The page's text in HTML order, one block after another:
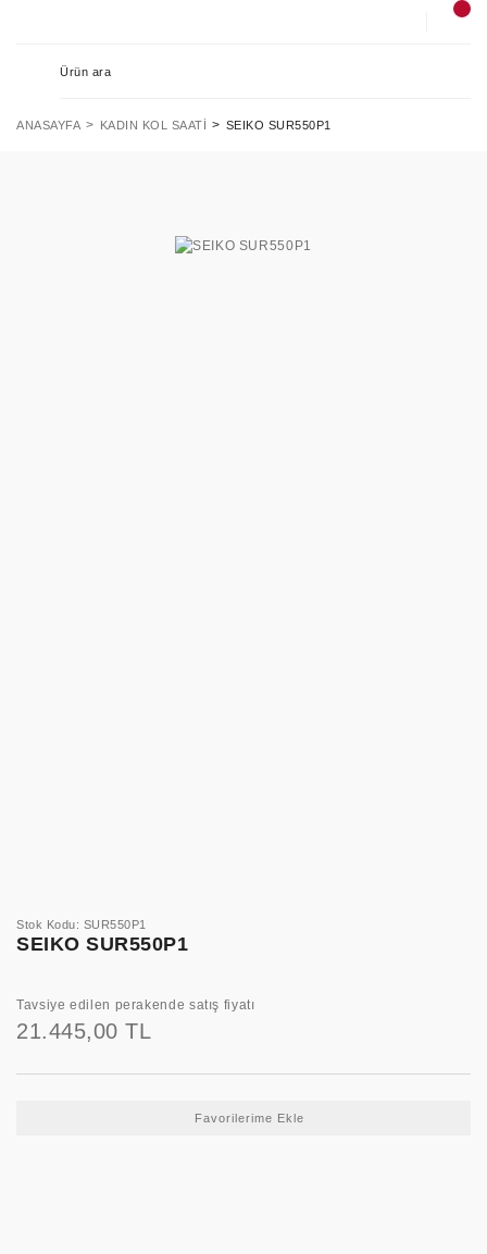
ANASAYFA KADIN KOL SAATI SEIKO SUR550P1
Stok Kodu: SUR550P1
SEIKO SUR550P1
Tavsiye edilen perakende satış fiyatı
21.445,00 TL